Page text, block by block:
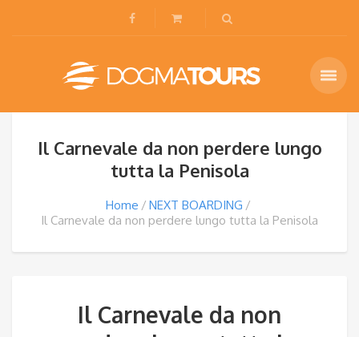
Il Carnevale da non perdere lungo
tutta la Penisola
Home
NEXT BOARDING
Il Carnevale da non perdere lungo tutta la Penisola
Il Carnevale da non